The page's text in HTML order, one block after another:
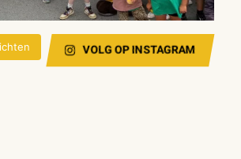
VOLG OP INSTAGRAM